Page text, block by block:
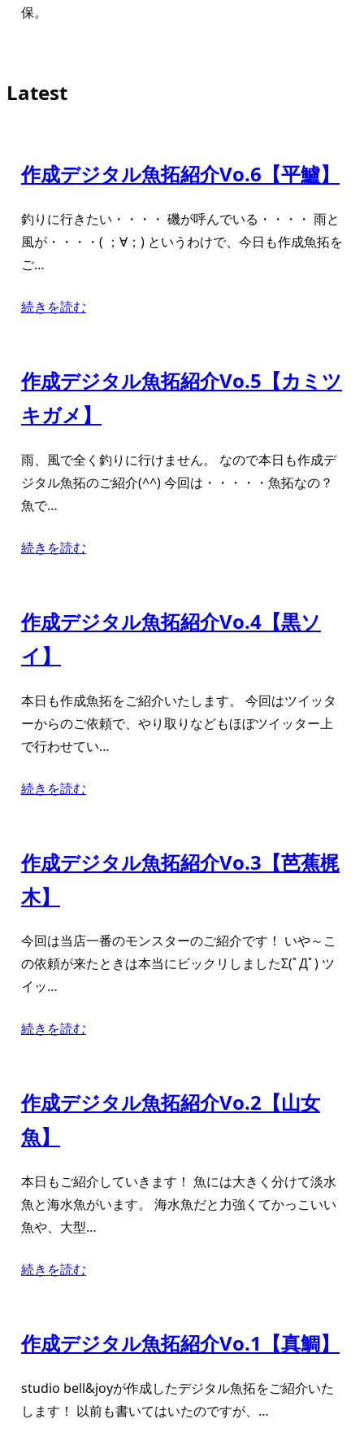
保。
Latest
作成デジタル魚拓紹介Vo.6【平鱸】
釣りに行きたい・・・・ 磯が呼んでいる・・・・ 雨と
風が・・・・( ；∀；) というわけで、今日も作成魚拓を
ご…
続きを読む
作成デジタル魚拓紹介Vo.5【カミツ
キガメ】
雨、風で全く釣りに行けません。 なので本日も作成デ
ジタル魚拓のご紹介(^^) 今回は・・・・・魚拓なの？
魚で…
続きを読む
作成デジタル魚拓紹介Vo.4【黒ソ
イ】
本日も作成魚拓をご紹介いたします。 今回はツイッタ
ーからのご依頼で、やり取りなどもほぼツイッター上
で行わせてい…
続きを読む
作成デジタル魚拓紹介Vo.3【芭蕉梶
木】
今回は当店一番のモンスターのご紹介です！ いや～こ
の依頼が来たときは本当にビックリしましたΣ(ﾟДﾟ) ツ
イッ…
続きを読む
作成デジタル魚拓紹介Vo.2【山女
魚】
本日もご紹介していきます！ 魚には大きく分けて淡水
魚と海水魚がいます。 海水魚だと力強くてかっこいい
魚や、大型…
続きを読む
作成デジタル魚拓紹介Vo.1【真鯛】
studio bell&joyが作成したデジタル魚拓をご紹介いた
します！ 以前も書いてはいたのですが、…